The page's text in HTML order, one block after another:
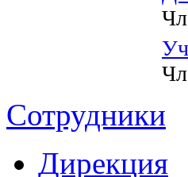
Сотрудники
Дирекция